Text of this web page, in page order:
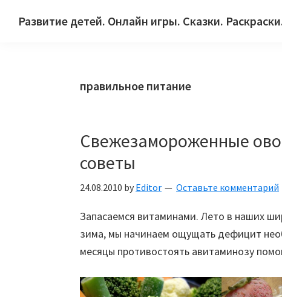
Развитие детей. Онлайн игры. Сказки.
правильное питание
Свежезамороженные
советы
24.08.2010 by Editor Оставьте комментарий
Запасаемся витаминами. Лето в наших
зима, мы начинаем ощущать дефицит
месяцы противостоять авитаминозу